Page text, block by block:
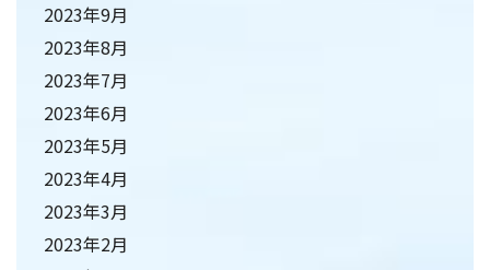
2023年9月
2023年8月
2023年7月
2023年6月
2023年5月
2023年4月
2023年3月
2023年2月